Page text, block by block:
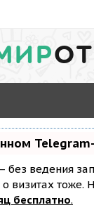
без ведения
о визитах
бесплатно.